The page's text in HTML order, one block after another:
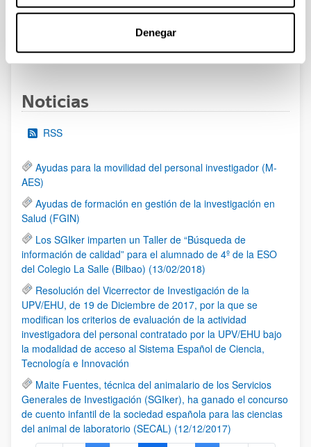
Denegar
al 30/07/2026 (ambos incluídos)
Página
1 Página
2 Página
3 ...Páginas intermedias Use TAB
Página
95
Noticias
RSS
Ayudas para la movilidad del personal investigador (M-
AES)
Ayudas de formación en gestión de la investigación en
Salud (FGIN)
Los SGIker imparten un Taller de “Búsqueda de
información de calidad” para el alumnado de 4º de la ESO
del Colegio La Salle (Bilbao) (13/02/2018)
Resolución del Vicerrector de Investigación de la
UPV/EHU, de 19 de Diciembre de 2017, por la que se
modifican los criterios de evaluación de la actividad
investigadora del personal contratado por la UPV/EHU bajo
la modalidad de acceso al Sistema Español de Ciencia,
Tecnología e Innovación
Maite Fuentes, técnica del animalario de los Servicios
Generales de Investigación (SGIker), ha ganado el concurso
de cuento infantil de la sociedad española para las ciencias
del animal de laboratorio (SECAL) (12/12/2017)